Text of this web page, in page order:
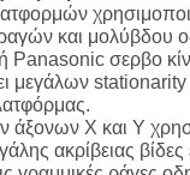
και μολύβδου
Panasonic σερβο
μεγάλων stationarity
άξονων Χ και Υ
ακρίβειας βίδες